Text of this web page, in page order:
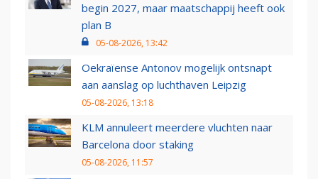
begin 2027, maar maatschappij heeft ook
plan B
05-08-2026, 13:42
Oekraïense Antonov mogelijk ontsnapt
aan aanslag op luchthaven Leipzig
05-08-2026, 13:18
KLM annuleert meerdere vluchten naar
Barcelona door staking
05-08-2026, 11:57